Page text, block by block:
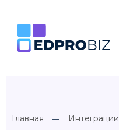
Главная Интеграции